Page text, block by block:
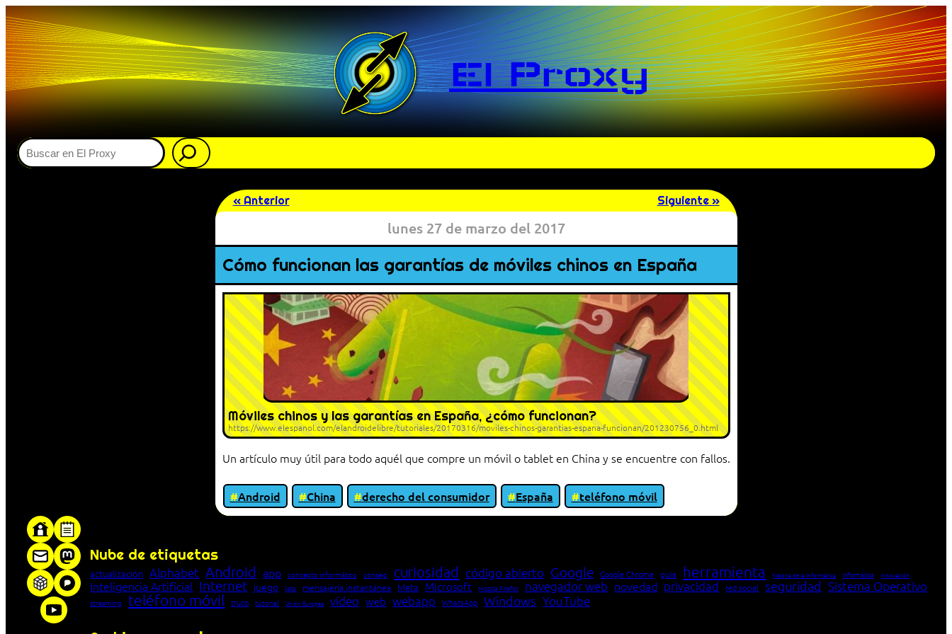
El Proxy
Buscar
« Anterior Siguiente »
lunes 27 de marzo del 2017
Cómo funcionan las garantías de móviles chinos en España
Móviles chinos y las garantías en España, ¿cómo funcionan?
https://www.elespanol.com/elandroidelibre/tutoriales/20170316/moviles-chinos-garantias-espana-funcionan/201230756_0.html
Un artículo muy útil para todo aquél que compre un móvil o tablet en China y se encuentre con fallos.
Android China derecho del consumidor España
teléfono móvil
Nube de etiquetas
actualización Alphabet Android app concepto informático consejo curiosidad código abierto Google Google Chrome guía herramienta historia de la Informática Informática innovación
Inteligencia Artificial Internet juego lista mensajería instantánea Meta Microsoft Mozilla Firefox navegador web novedad privacidad red social seguridad Sistema Operativo
streaming teléfono móvil truco tutorial Unión Europea vídeo web webapp WhatsApp Windows YouTube